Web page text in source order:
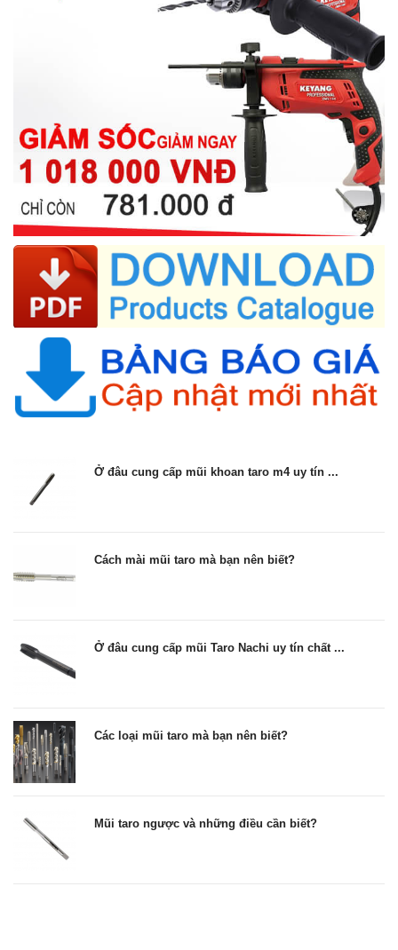
Ở đâu cung cấp mũi khoan taro m4 uy tín ...
Cách mài mũi taro mà bạn nên biết?
Ở đâu cung cấp mũi Taro Nachi uy tín chất ...
Các loại mũi taro mà bạn nên biết?
Mũi taro ngược và những điều cần biết?